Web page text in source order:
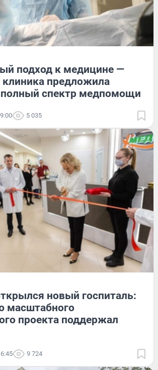
подход к медицине —
предложила
спектр медпомощи
5 035
новый госпиталь:
масштабного
проекта поддержал
9 724